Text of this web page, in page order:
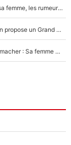
F1 : Charles Leclerc surpris par les paparazzis avec sa femme, les rumeurs étaient vraies !
Comme pour le final du Tour de France, Esteban Ocon propose un Grand Prix de Formule 1 à Paris : «Autour de l’Arc de Triomphe, ce serait génial» !
Nouvelle rumeur autour de la santé de Michael Schumacher : Sa femme Corinna sort du silence